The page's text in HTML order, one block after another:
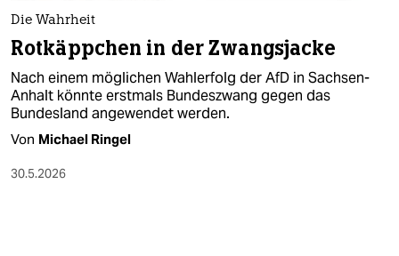
Die Wahrheit
Rotkäppchen in der Zwangsjacke
Nach einem möglichen Wahlerfolg der AfD in Sachsen-
Anhalt könnte erstmals Bundeszwang gegen das
Bundesland angewendet werden.
Von Michael Ringel
30.5.2026